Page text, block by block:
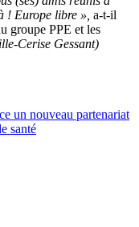
! Europe libre », a-t-il
groupe PPE et les
Cerise Gessant)
un nouveau partenariat
santé